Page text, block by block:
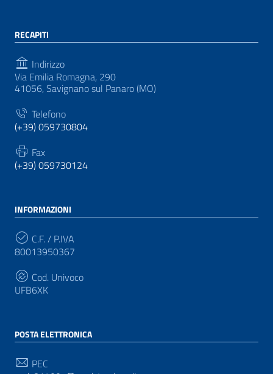
RECAPITI
Indirizzo
Via Emilia Romagna, 290
41056, Savignano sul Panaro (MO)
Telefono
(+39) 059730804
Fax
(+39) 059730124
INFORMAZIONI
C.F. / P.IVA
80013950367
Cod. Univoco
UFB6XK
POSTA ELETTRONICA
PEC